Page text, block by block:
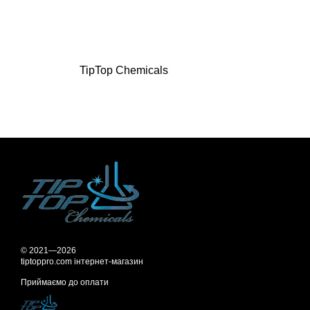
TipTop Chemicals
© 2021—2026
tiptoppro.com інтернет-магазин
Приймаємо до оплати